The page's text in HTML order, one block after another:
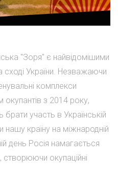
"Зоря" є найвідомішими
України. Незважаючи
комплекси
з 2014 року,
участь в Українській
нашу країну на міжнародній
день Росія намагається
створюючи окупаційні